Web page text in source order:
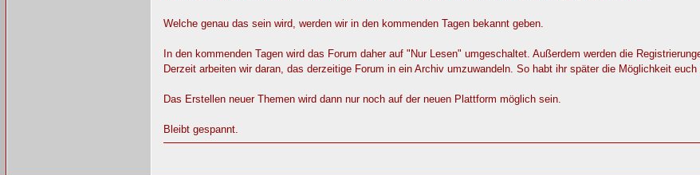
Welche genau das sein wird, werden wir in den kommenden Tagen bekannt geben.
In den kommenden Tagen wird das Forum daher auf "Nur Lesen" umgeschaltet. Außerdem werden die
Derzeit arbeiten wir daran, das derzeitige Forum in ein Archiv umzuwandeln. So habt ihr später die Möglichkeit
Das Erstellen neuer Themen wird dann nur noch auf der neuen Plattform möglich sein.
Bleibt gespannt.